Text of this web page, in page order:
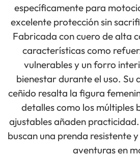
específicamente para
excelente protección sin
Fabricada con cuero de alta
características como
vulnerables y un forro
bienestar durante el uso. Su
ceñido resalta la figura
detalles como los múltiples
ajustables añaden
buscan una prenda resistente
aventuras en